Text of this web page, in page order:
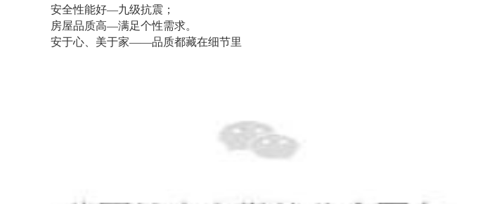
安全性能好—九级抗震；
房屋品质高—满足个性需求。
安于心、美于家——品质都藏在细节里